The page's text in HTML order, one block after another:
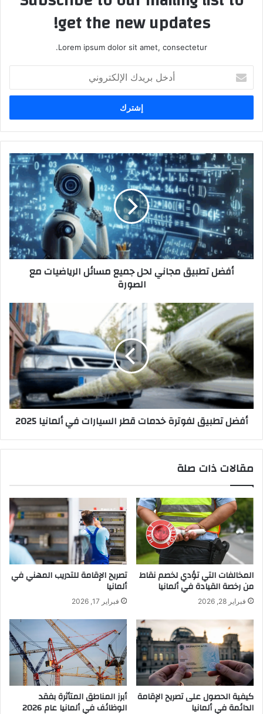
get the new updates!
Lorem ipsum dolor sit amet, consectetur.
بريدك
الإلكتروني
أفضل
تطبيق
مجاني
جميع
مسائل
الرياضيات
الصورة
أفضل تطبيق مجاني لحل جميع مسائل الرياضيات مع
الصورة
تطبيق
لفوترة
خدمات
قطر
السيارات
في
ألمانيا
2025
أفضل تطبيق لفوترة خدمات قطر السيارات في ألمانيا 2025
مقالات ذات صلة
المخالفات التي تؤدي لخصم نقاط
من رخصة القيادة في ألمانيا
فبراير 28, 2026
تصريح الإقامة للتدريب المهني في
ألمانيا
فبراير 17, 2026
كيفية الحصول على تصريح الإقامة
الدائمة في ألمانيا
أبرز المناطق المتأثرة بفقد
الوظائف في ألمانيا عام 2026